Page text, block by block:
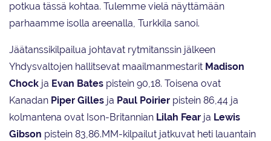
potkua tässä kohtaa. Tulemme vielä näyttämään
parhaamme isolla areenalla, Turkkila sanoi.
Jäätanssikilpailua johtavat rytmitanssin jälkeen
Yhdysvaltojen hallitsevat maailmanmestarit Madison
Chock ja Evan Bates pistein 90,18. Toisena ovat
Kanadan Piper Gilles ja Paul Poirier pistein 86,44 ja
kolmantena ovat Ison-Britannian Lilah Fear ja Lewis
Gibson pistein 83,86.MM-kilpailut jatkuvat heti lauantain